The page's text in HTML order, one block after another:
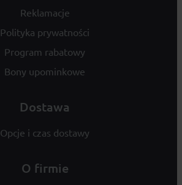
Reklamacje
Polityka prywatności
Program rabatowy
Bony upominkowe
Dostawa
Opcje i czas dostawy
O firmie